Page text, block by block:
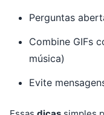
Perguntas
Combine GIFs
música)
Evite